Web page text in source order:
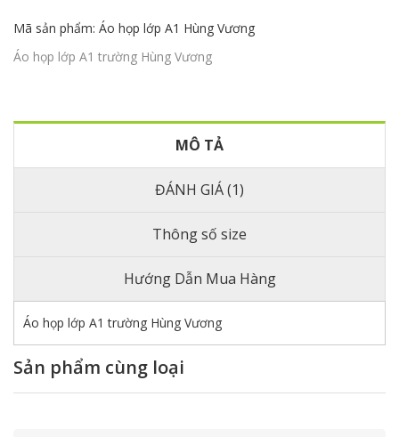
Mã sản phẩm: Áo họp lớp A1 Hùng Vương
Áo họp lớp A1 trường Hùng Vương
MÔ TẢ
ĐÁNH GIÁ (1)
Thông số size
Hướng Dẫn Mua Hàng
Áo họp lớp A1 trường Hùng Vương
Sản phẩm cùng loại